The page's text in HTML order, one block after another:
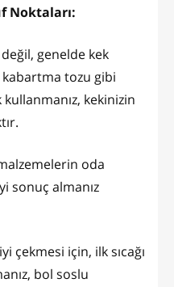
Noktaları:
genelde kek
kabartma tozu gibi
kekinizin
oda
sonuç almanız
çekmesi için, ilk sıcağı
bol soslu